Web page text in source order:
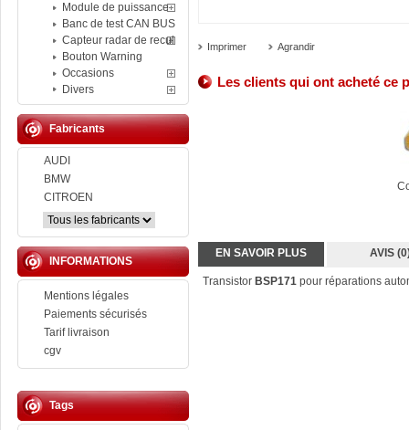
Module de puissance
Banc de test CAN BUS
Capteur radar de recul
Bouton Warning
Occasions
Divers
Fabricants
AUDI
BMW
CITROEN
INFORMATIONS
Mentions légales
Paiements sécurisés
Tarif livraison
cgv
Tags
Imprimer Agrandir
Les clients qui ont acheté ce
EN SAVOIR PLUS AVIS
Transistor BSP171 pour réparations